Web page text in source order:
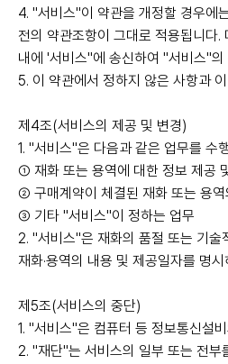
4. "서비스"이 약관을 개정할 경우에
전의 약관조항이 그대로 적용됩니다
내에 '서비스"에 송신하여 "서비스"
5. 이 약관에서 정하지 않은 사항과
제4조(서비스의 제공 및 변경)
1. "서비스"은 다음과 같은 업무를 수
① 재화 또는 용역에 대한 정보 제공
② 구매계약이 체결된 재화 또는 용역
③ 기타 "서비스"이 정하는 업무
2. "서비스"은 재화의 품절 또는 기술
재화·용역의 내용 및 제공일자를 명
제5조(서비스의 중단)
1. "서비스"은 컴퓨터 등 정보통신설
2. "재단"는 서비스의 일부 또는 전